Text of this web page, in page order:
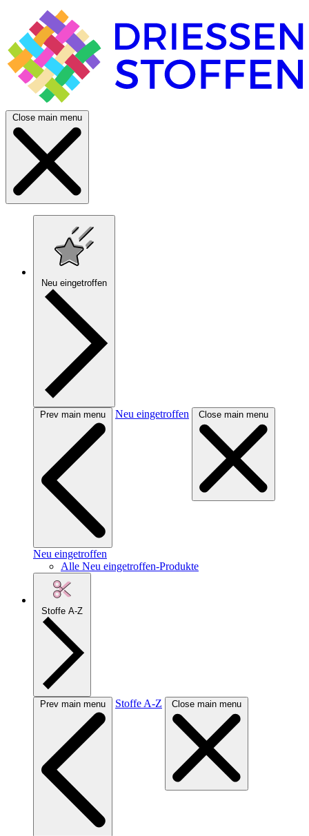
Close main menu
Neu eingetroffen
Prev main menu Neu eingetroffen Close main menu
Neu eingetroffen
Alle Neu eingetroffen-Produkte
Stoffe A-Z
Prev main menu Stoffe A-Z Close main menu